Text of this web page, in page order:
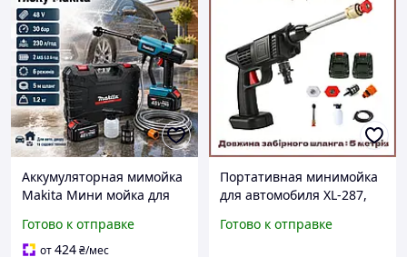
Аккумуляторная мимойка
Makita Мини мойка для
мойки Беспроводная
мойка высокого давления
Готово к отправке
от424₴/мес
Портативная минимойка
для автомобиля XL-287,
пистолет для мойки,
Готово к отправке